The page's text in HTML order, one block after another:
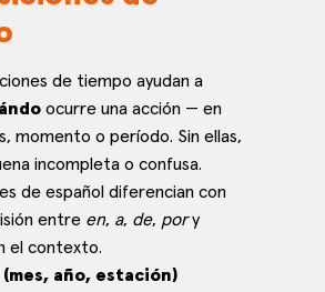
de tiempo ayudan a
ocurre una acción — en
momento o período. Sin ellas,
incompleta o confusa.
de español diferencian con
entre en, a, de, pory
el contexto.
(mes, año, estación)